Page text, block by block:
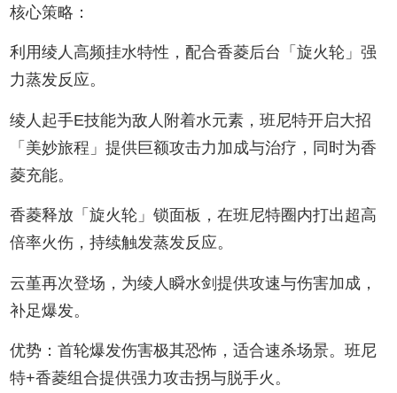
核心策略：
利用绫人高频挂水特性，配合香菱后台「旋火轮」强
力蒸发反应。
绫人起手E技能为敌人附着水元素，班尼特开启大招
「美妙旅程」提供巨额攻击力加成与治疗，同时为香
菱充能。
香菱释放「旋火轮」锁面板，在班尼特圈内打出超高
倍率火伤，持续触发蒸发反应。
云堇再次登场，为绫人瞬水剑提供攻速与伤害加成，
补足爆发。
优势：首轮爆发伤害极其恐怖，适合速杀场景。班尼
特+香菱组合提供强力攻击拐与脱手火。